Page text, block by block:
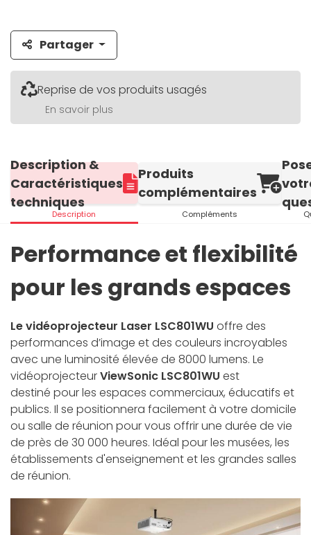
Partager
Reprise de vos produits usagés
En savoir plus
Description &
Caractéristiques
techniques
Description
Produits
complémentaires
Compléments
Performance et flexibilité
pour les grands espaces
Le vidéoprojecteur Laser LSC801WU offre des
performances d’image et des couleurs incroyables
avec une luminosité élevée de 8000 lumens. Le
vidéoprojecteurViewSonic LSC801WU est
destiné pour les espaces commerciaux, éducatifs et
publics. Il se positionnera facilement à votre domicile
ou salle de réunion pour vous offrir une durée de vie
de près de 30 000 heures. Idéal pour les musées, les
établissements d'enseignement et les grandes salles
de réunion.